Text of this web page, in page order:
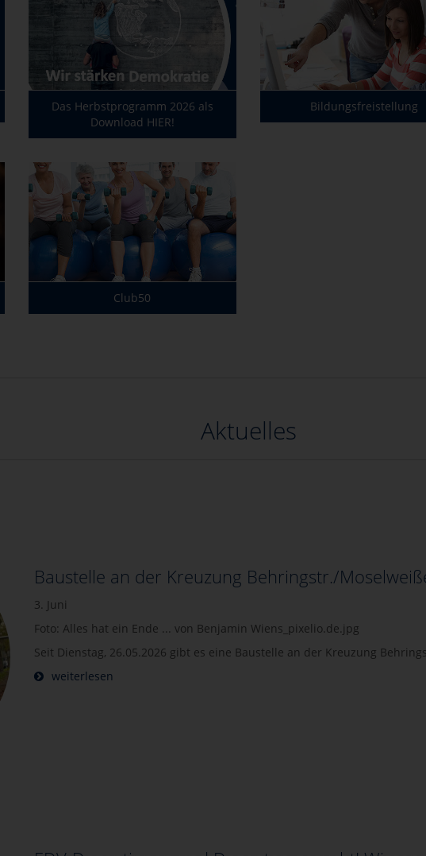
Das Herbstprogramm 2026 als
Download HIER!
Bildungsfreistellung
Club50
Aktuelles
Baustelle an der Kreuzung Behringstr./
3. Juni
Foto: Alles hat ein Ende ... von Benjamin Wiens_pixelio.de.jpg
Seit Dienstag, 26.05.2026 gibt es eine Baustelle an der Kreuzung
weiterlesen